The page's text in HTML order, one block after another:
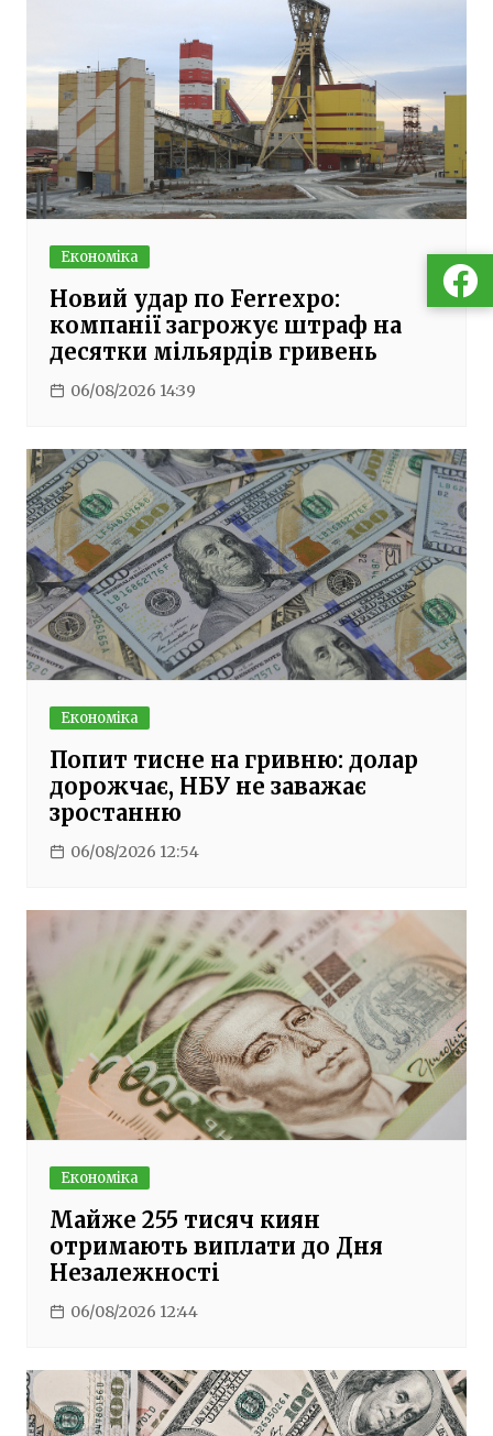
Економіка
Новий удар по Ferrexpo:
компанії загрожує штраф на
десятки мільярдів гривень
06/08/2026 14:39
Економіка
Попит тисне на гривню: долар
дорожчає, НБУ не заважає
зростанню
06/08/2026 12:54
Економіка
Майже 255 тисяч киян
отримають виплати до Дня
Незалежності
06/08/2026 12:44